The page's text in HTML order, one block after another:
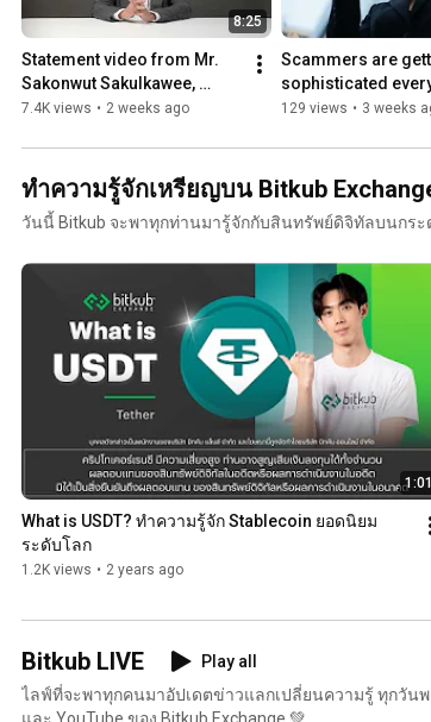
8:25
Statement video from Mr.
Sakonwut Sakulkawee,
former director of Bitkub
7.4K views • 2 weeks ago
Scammers are
sophisticated
their goal remains
129 views • 3 weeks
ทำความรู้จักเหรียญบน Bitkub
วันนี้ Bitkub จะพาทุกท่านมารู้จักกับสินทรัพย์ดิจิทัลบนกระ
1:01
What is USDT? ทำความรู้จัก Stablecoin ยอดนิยม
ระดับโลก
1.2K views • 2 years ago
Bitkub LIVE
Play all
ไลฟ์ที่จะพาทุกคนมาอัปเดตข่าวแลกเปลี่ยนความรู้ ทุกวันพ